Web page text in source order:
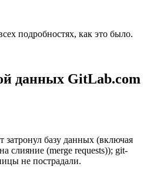
подробностях, как это было.
данных GitLab.com
затронул базу данных (включая
слияние (merge requests)); git-
не пострадали.